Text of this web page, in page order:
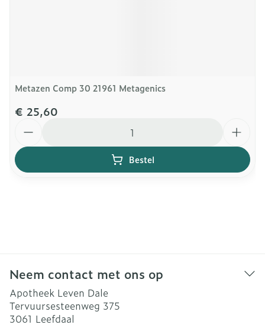
Metazen Comp 30 21961 Metagenics
€ 25,60
Bestel
Neem contact met ons op
Apotheek Leven Dale
Tervuursesteenweg 375
3061 Leefdaal